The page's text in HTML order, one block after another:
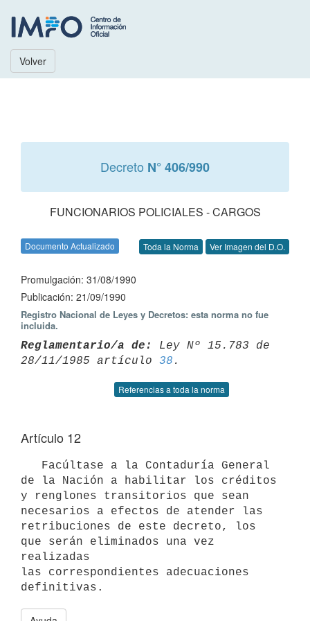
Volver
Decreto N° 406/990
FUNCIONARIOS POLICIALES - CARGOS
Documento Actualizado Toda la Norma Ver Imagen del D.O.
Promulgación: 31/08/1990
Publicación: 21/09/1990
Registro Nacional de Leyes y Decretos: esta norma no fue
incluida.
Reglamentario/a de:
Ley Nº 15.783 de
28/11/1985 artículo 38
Referencias a toda la norma
Artículo 12
de la Nación a habilitar los créditos
y renglones transitorios que sean
necesarios a efectos de atender las
retribuciones de este decreto, los
que serán eliminados una vez
realizadas
las correspondientes adecuaciones